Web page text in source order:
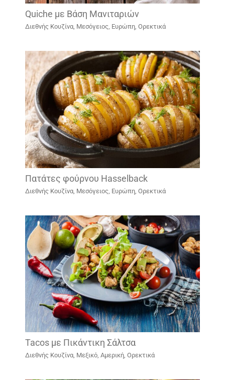
Quiche με Βάση Μανιταριών
Διεθνής Κουζίνα, Μεσόγειος, Ευρώπη, Ορεκτικά
Πατάτες φούρνου Hasselback
Διεθνής Κουζίνα, Μεσόγειος, Ευρώπη, Ορεκτικά
Tacos με Πικάντικη Σάλτσα
Διεθνής Κουζίνα, Μεξικό, Αμερική, Ορεκτικά